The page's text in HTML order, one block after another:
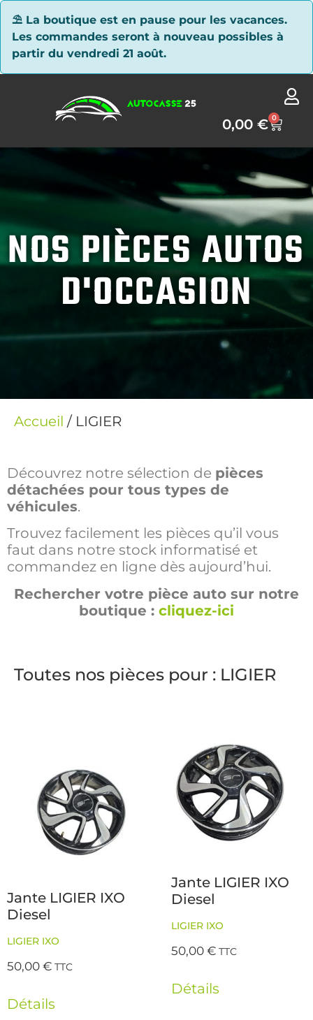
⛱ La boutique est en pause pour les vacances.
Les commandes seront à nouveau possibles à
partir du vendredi 21 août.
0,00€ 0
NOS PIÈCES AUTOS
D'OCCASION
Accueil / LIGIER
Découvrez notre sélection de pièces
détachées pour tous types de
véhicules.
Trouvez facilement les pièces qu’il vous
faut dans notre stock informatisé et
commandez en ligne dès aujourd’hui.
Rechercher votre pièce auto sur notre
boutique : cliquez-ici
Toutes nos pièces pour : LIGIER
Jante LIGIER IXO
Diesel
LIGIER IXO
50,00€ TTC
Détails
Jante LIGIER IXO
Diesel
LIGIER IXO
50,00€ TTC
Détails
Panneau de gestion des cookies